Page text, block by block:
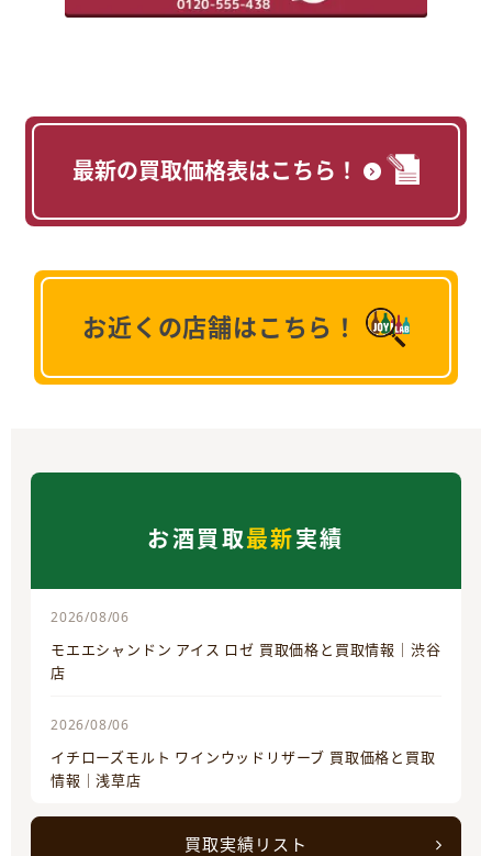
最新の買取価格表はこちら！
お近くの店舗はこちら！
お酒買取最新実績
2026/08/06
モエエシャンドン アイス ロゼ 買取価格と買取情報｜渋谷
店
2026/08/06
イチローズモルト ワインウッドリザーブ 買取価格と買取
情報｜浅草店
買取実績リスト